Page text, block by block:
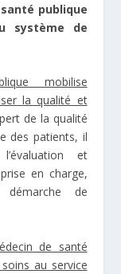
publique
système de
mobilise
la qualité et
de la qualité
des patients, il
et
en charge,
démarche de
de santé
au service